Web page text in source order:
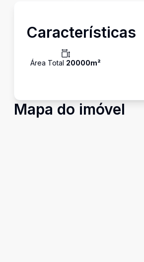
Características
Área Total 20000m²
Mapa do imóvel